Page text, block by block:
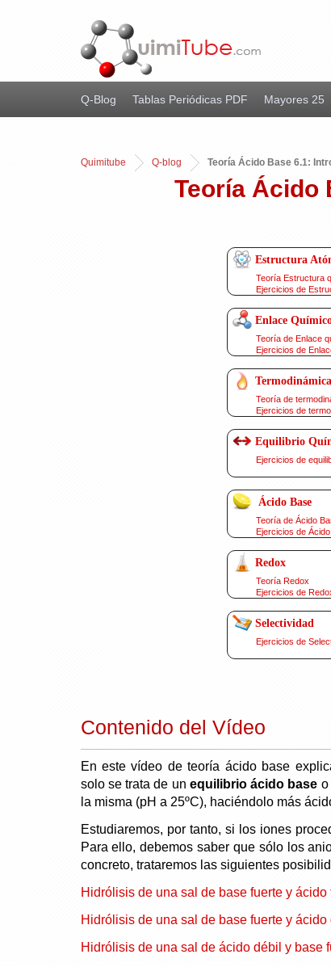
Q-Blog Tablas Periódicas PDF Mayores 25
Quimitube Q-blog Teoría Ácido Base 6.1:
Teoría Ácido
Estructura
Teoría Estructura
Ejercicios de
Enlace
Teoría de Enlace
Ejercicios de
Teoría de
Ejercicios de
Equilibrio
Ejercicios de
Ácido Base
Teoría de Ácido
Ejercicios de
Redox
Teoría Redox
Ejercicios de
Selectividad
Ejercicios de
Contenido del Vídeo
En este vídeo de teoría ácido base
solo se trata de un equilibrio ácido base o
la misma (pH a 25ºC), haciéndolo más
Estudiaremos, por tanto, si los iones
Para ello, debemos saber que sólo los
concreto, trataremos las siguientes
Hidrólisis de una sal de base fuerte y ácido
Hidrólisis de una sal de base fuerte y ácido
Hidrólisis de una sal de ácido débil y base